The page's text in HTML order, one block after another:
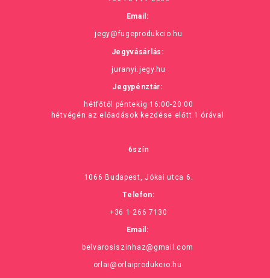
Email:
jegy@fugeprodukcio.hu
Jegyvásárlás:
juranyi.jegy.hu
Jegypénztár:
hétfőtől péntekig 16:00-20:00
hétvégén az előadások kezdése előtt 1 órával
6szín
1066 Budapest, Jókai utca 6.
Telefon:
+36 1 266 7130
Email:
belvarosiszinhaz@gmail.com
orlai@orlaiprodukcio.hu